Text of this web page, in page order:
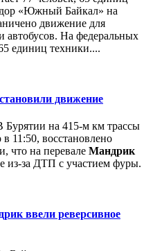
«Южный Байкал» на
движение для
автобусов. На федеральных
единиц техники....
движение
Бурятии на 415-м км трассы
11:50, восстановлено
что на перевале Мандрик
из-за ДТП с участием фуры.
ввели реверсивное